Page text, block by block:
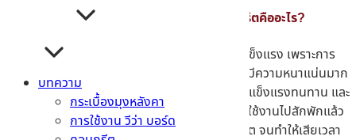
บทความ
กระเบื้องมุงหลังคา
การใช้งาน วีว่า บอร์ด
สรุปแล้วความสำคัญของการบ่มคอนกรีตคืออะไร?
การบ่มคอนกรีต มีความสำคัญในด้านของความแข็งแรง เพราะการ
มีความหนาแน่นมาก
ยิ่งขึ้น ส่งผลให้คอนกรีตมีคุณภาพตามมาตรฐาน แข็งแรงทนทาน และ
สามารถนำไปใช้งานได้ในระยะยาว ไม่ต้องกังวลว่าใช้งานไปสักพักแล้ว
คอนกรีตจะเปราะบาง หรือเกิดรอยร้าวบนคอนกรีต จนทำให้เสียเวลา